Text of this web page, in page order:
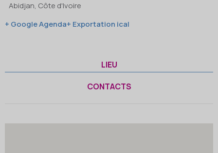
Abidjan, Côte d'Ivoire
+ Google Agenda+ Exportation ical
LIEU
CONTACTS